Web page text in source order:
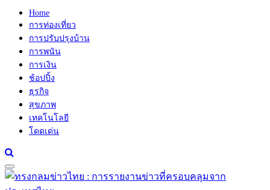
Home
การท่องเที่ยว
การปรับปรุงบ้าน
การพนัน
การเงิน
ช้อปปิ้ง
ธุรกิจ
สุขภาพ
เทคโนโลยี
โดดเด่น